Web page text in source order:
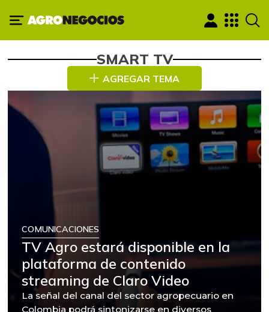
SMART TV
AGREGAR TEMA
COMUNICACIONES
TV Agro estará disponible en la
plataforma de contenido
streaming de Claro Video
La señal del canal del sector agropecuario en
Colombia podrá sintonizarse en diversos